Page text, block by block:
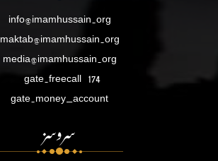
info@imamhussain.org
maktab@imamhussain.org
media@imamhussain.org
gate.freecall 174
gate.money_account
سروسز